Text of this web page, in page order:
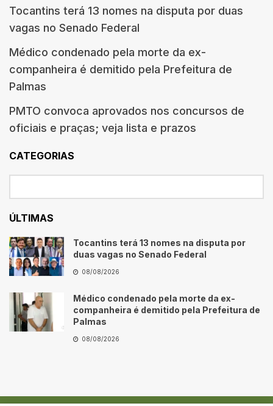
Tocantins terá 13 nomes na disputa por duas
vagas no Senado Federal
Médico condenado pela morte da ex-
companheira é demitido pela Prefeitura de
Palmas
PMTO convoca aprovados nos concursos de
oficiais e praças; veja lista e prazos
CATEGORIAS
ÚLTIMAS
Tocantins terá 13 nomes na disputa por
duas vagas no Senado Federal
08/08/2026
Médico condenado pela morte da ex-
companheira é demitido pela Prefeitura de
Palmas
08/08/2026